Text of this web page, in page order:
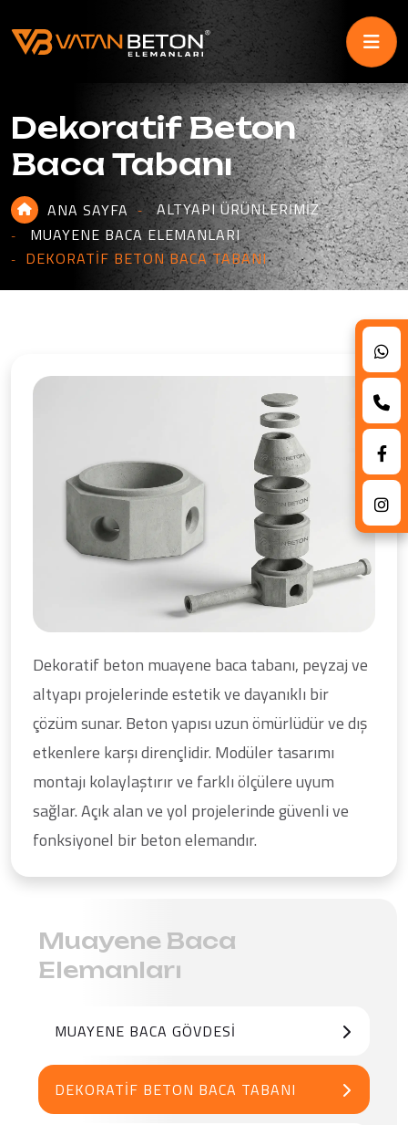
Dekoratif Beton
Baca Tabanı
ANA SAYFA
ALTYAPI ÜRÜNLERIMIZ
MUAYENE BACA ELEMANLARI
DEKORATIF BETON BACA TABANI
Dekoratif beton muayene baca tabanı, peyzaj ve
altyapı projelerinde estetik ve dayanıklı bir
çözüm sunar. Beton yapısı uzun ömürlüdür ve dış
etkenlere karşı dirençlidir. Modüler tasarımı
montajı kolaylaştırır ve farklı ölçülere uyum
sağlar. Açık alan ve yol projelerinde güvenli ve
fonksiyonel bir beton elemandır.
Muayene Baca
Elemanları
MUAYENE BACA GÖVDESI
DEKORATIF BETON BACA TABANI